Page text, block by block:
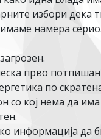
избори дека
намера
прво потпишан
по
со кој нема да
информација да